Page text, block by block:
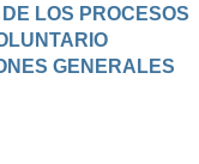
LOS PROCESOS
GENERALES